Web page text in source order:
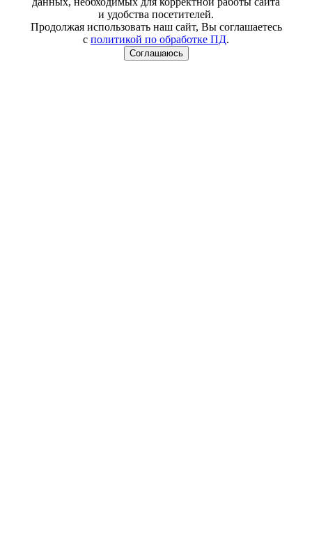
и удобства посетителей.
Продолжая использовать наш сайт, Вы соглашаетесь
с политикой по обработке ПД.
Соглашаюсь